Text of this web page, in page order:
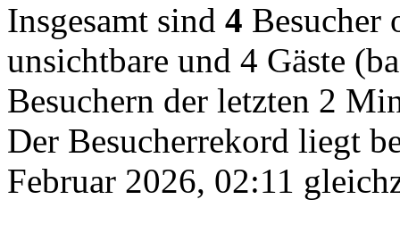
Insgesamt sind 4 Besucher
unsichtbare und 4 Gäste
Besuchern der letzten 2
Der Besucherrekord liegt
Februar 2026, 02:11